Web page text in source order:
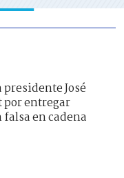
José
por entregar
en cadena